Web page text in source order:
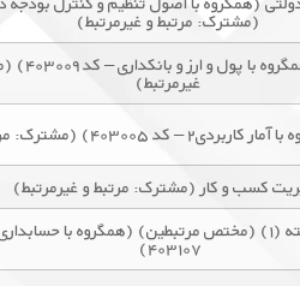
(مشترک: مرتبط و غیرمرتبط)
بازار پول و
غیرمرتبط)
(مشترک: مرتبط و غیرمرتبط)
کسب و کار (مشترک: مرتبط و غیرمرتبط)
۴۰۳۱۰۷)